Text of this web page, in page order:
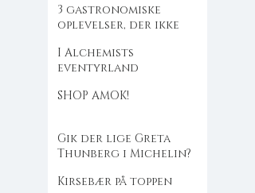
3 gastronomiske
oplevelser, der ikke
I Alchemists
eventyrland
SHOP AMOK!
Gik der lige Greta
Thunberg i Michelin?
Kirsebær på toppen